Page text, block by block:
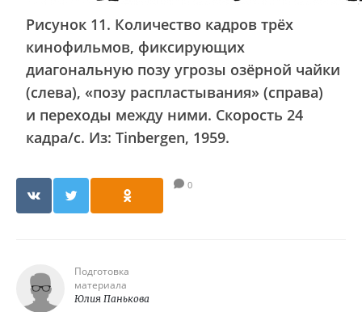
Рисунок 11. Количество кадров трёх
кинофильмов, фиксирующих
диагональную позу угрозы озёрной чайки
(слева), «позу распластывания» (справа)
и переходы между ними. Скорость 24
кадра/с. Из: Tinbergen, 1959.
0
Подготовка
материала
Юлия Панькова